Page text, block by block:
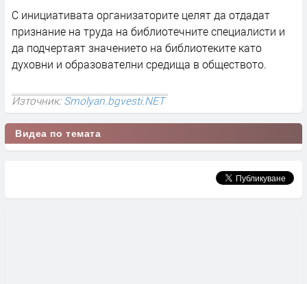
С инициативата организаторите целят да отдадат
признание на труда на библиотечните специалисти и
да подчертаят значението на библиотеките като
духовни и образователни средища в обществото.
Източник:Smolyan.bgvesti.NET
Видеа по темата